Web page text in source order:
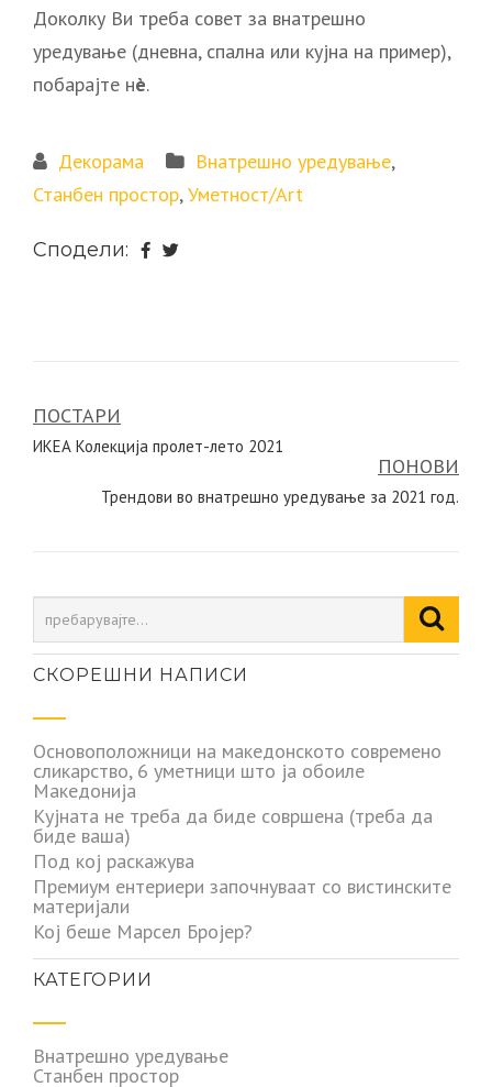
Доколку Ви треба совет за внатрешно
уредување (дневна, спална или кујна на пример),
побарајте нè.
Декорама Внатрешно уредување,
Станбен простор,Уметност/Art
Сподели:
Навигација
на
напис
ПОСТАРИ
ИКЕА Колекција пролет-лето 2021
ПОНОВИ
Трендови во внатрешно уредување за 2021 год.
СКОРЕШНИ НАПИСИ
Основоположници на македонското современо
сликарство, 6 уметници што ја обоиле
Македонија
Кујната не треба да биде совршена (треба да
биде ваша)
Под кој раскажува
Премиум ентериери започнуваат со вистинските
материјали
Кој беше Марсел Бројер?
КАТЕГОРИИ
Внатрешно уредување
Станбен простор